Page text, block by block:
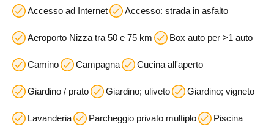
Accesso ad Internet Accesso: strada in asfalto
Aeroporto Nizza tra 50 e 75 km Box auto per >1 auto
Camino Campagna Cucina all'aperto
Giardino / prato Giardino; uliveto Giardino; vigneto
Lavanderia Parcheggio privato multiplo Piscina